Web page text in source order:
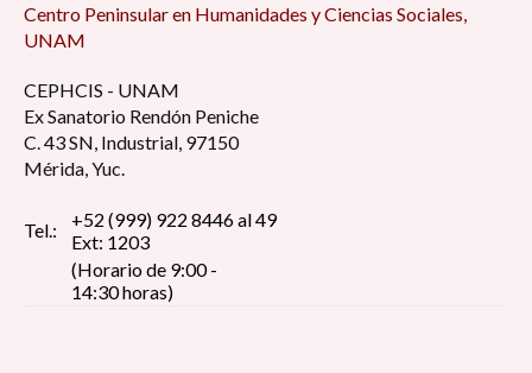
Centro Peninsular en Humanidades y Ciencias Sociales,
UNAM
CEPHCIS - UNAM
Ex Sanatorio Rendón Peniche
C. 43 SN, Industrial, 97150
Mérida, Yuc.
Tel.:
+52 (999) 922 8446 al 49
Ext: 1203
(Horario de 9:00 -
14:30 horas)